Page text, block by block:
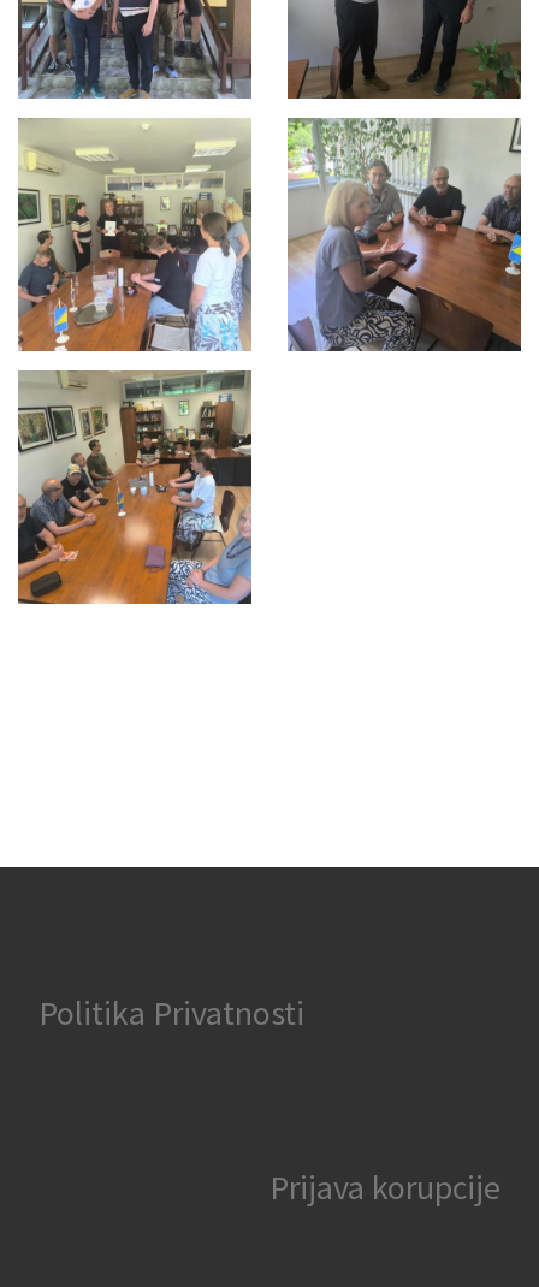
Politika Privatnosti
Prijava korupcije